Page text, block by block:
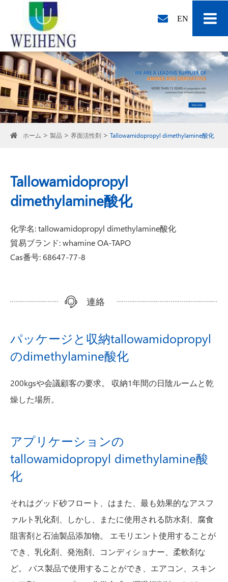
EN
ホーム 製品 界面活性剤 Tallowamidopropyl dimethylamine酸化
Tallowamidopropyl
dimethylamine酸化
化学名: tallowamidopropyl dimethylamine酸化
貿易ブランド: whamine OA-TAPO
Cas番号: 68647-77-8
連絡
パッケージと収納tallowamidopropyl
のdimethylamine酸化
200kgsや会議顧客の要求。 収納1年間の日陰ルームと乾
燥した場所。
アプリケーションの
tallowamidopropyl dimethylamine酸
化
それはグッド砂フロート、はまた、最も効果的なアスフ
ァルト乳化剤、しかし、またに使用される防水剤、腐食
阻害剤と石油製品添加物。 エモリエント使用することが
でき、乳化剤、発泡剤、コンディショナー、柔軟剤な
ど。 バス製品で使用することができ、エアコン、スキン